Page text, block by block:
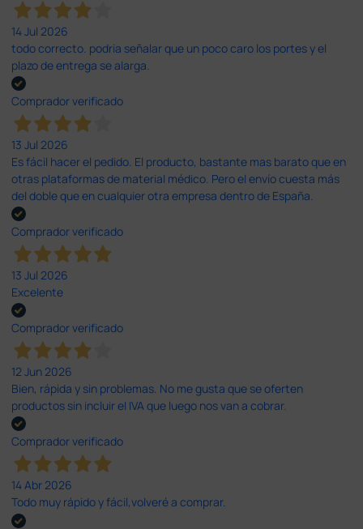
14 Jul 2026
todo correcto. podria señalar que un poco caro los portes y el
plazo de entrega se alarga.
Comprador verificado
13 Jul 2026
Es fácil hacer el pedido. El producto, bastante mas barato que en
otras plataformas de material médico. Pero el envío cuesta más
del doble que en cualquier otra empresa dentro de España.
Comprador verificado
13 Jul 2026
Excelente
Comprador verificado
12 Jun 2026
Bien, rápida y sin problemas. No me gusta que se oferten
productos sin incluir el IVA que luego nos van a cobrar.
Comprador verificado
14 Abr 2026
Todo muy rápido y fácil,volveré a comprar.